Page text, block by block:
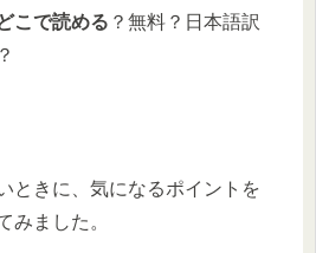
こで読める ？無料？日本語訳
ときに、気になるポイントを
みました。